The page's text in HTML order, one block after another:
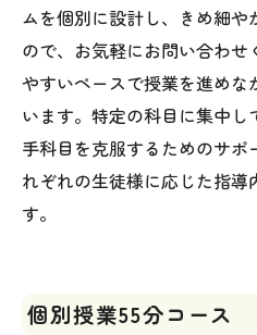
ムを個別に設計し、きめ細
ので、お気軽にお問い合わ
やすいペースで授業を進めな
います。特定の科目に集中
手科目を克服するためのサ
れぞれの生徒様に応じた指導
す。
個別授業55分コース